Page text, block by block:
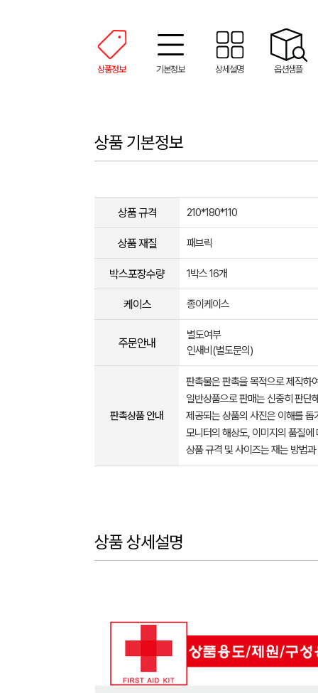
상품정보 기본정보 상세설명 옵션샘플
상품 기본정보
상품 규격 210*180*110
상품 재질 패브릭
박스포장수량 1박스 16개
케이스 종이케이스
주문안내
별도여부
인새비(별도문의)
판촉상품 안내
판촉물은 판촉을 목적으로 제작하
일반상품으로 판매는 신중히 판단
제공되는 상품의 사진은 이해를
모니터의 해상도, 이미지의 품질
상품 규격 및 사이즈는 재는 방법
상품 상세설명